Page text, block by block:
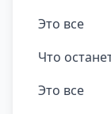
Это все
Что
Это все